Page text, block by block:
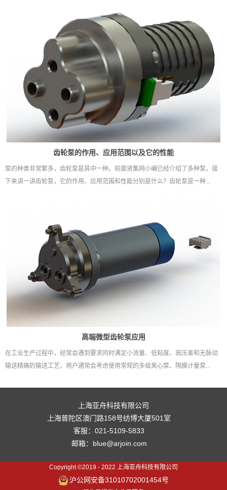
齿轮泵的作用、应用范围以及它的性能
泵的种类非常繁多，齿轮泵是其中一种。前面贤集网小编已经介绍了多种泵，接
下来讲一讲齿轮泵，它的作用、应用范围和性能分别是什么？齿轮泵是一种...
高端微型齿轮泵应用
在工业生产过程中，经常会遇到要求同时满足小流量、低粘度、高压差和无脉动
输送精确的输送工艺，用户通常会考虑使用常规的多级离心泵、隔膜计量泵...
客服：021-5109-5833
邮箱：blue@arjoin.com
沪公网安备31010702001454号
犀牛云提供企业云服务